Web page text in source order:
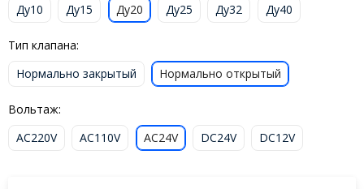
Ду10
Ду15 Ду20 Ду25 Ду32 Ду40
Тип клапана:
Нормально закрытый
Нормально открытый
Вольтаж:
AC220V
AC110V AC24V DC24V DC12V